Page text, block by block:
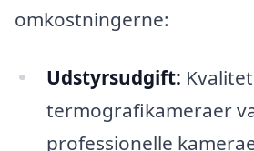
omkostningerne:
Udstyrsudgift:
termografikameraer
professionelle